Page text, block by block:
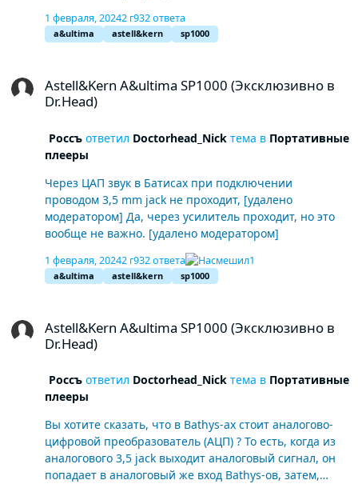
будет на его совести. Так что, не надо тут свои и
чужие измышления , типа "одна бабка сказала"
хочу, и покупаю, что хочу о том и спрашиваю, и не
тебе, [удалено модератором], указывать мне, что мне
можно ли подать на Bathys-ы цифровой сигнал с
выхода A&K ? Я их не покупал "специально" к SP1000 ,
не выдумывай всякую [удалено модератором]. Но
Bathys-ы, представь себе, очень неплохо сочетаются
с Astell&Kern A&ultima SP1000, и по bluetooth, с
кодеком aptX Adaptive, и по проводу с аналогового
выхода. [удалено модератором]
1 февраля, 20242 г932 ответа
a&ultima astell&kern sp1000
Astell&Kern A&ultima SP1000 (Эксклюзивно в
Dr.Head)
Россъответил Doctorhead_Nickтема в Портативные
плееры
Через ЦАП звук в Батисах при подключении
проводом 3,5 mm jack не проходит, [удалено
модератором] Да, через усилитель проходит, но это
вообще не важно. [удалено модератором]
1 февраля, 20242 г932 ответа 1
a&ultima astell&kern sp1000
Astell&Kern A&ultima SP1000 (Эксклюзивно в
Dr.Head)
Россъответил Doctorhead_Nickтема в Портативные
плееры
Вы хотите сказать, что в Bathys-ах стоит аналогово-
цифровой преобразователь (АЦП) ? То есть, когда из
аналогового 3,5 jack выходит аналоговый сигнал, он
попадает в аналоговый же вход Bathys-ов, затем,